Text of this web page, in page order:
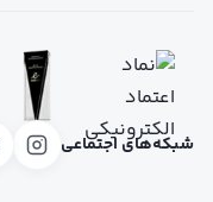
شبکه‌های اجتماعی